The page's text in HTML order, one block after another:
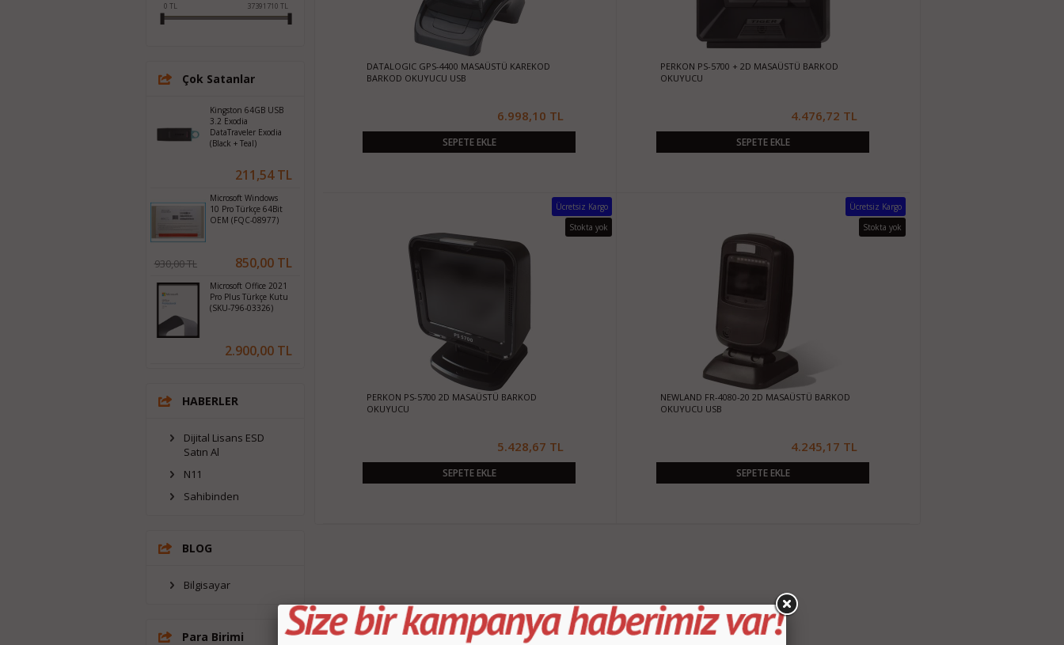
0 TL 37391710 TL
Çok Satanlar
Kingston 64GB USB
3.2 Exodia
DataTraveler Exodia
(Black + Teal)
211,54 TL
Microsoft Windows
10 Pro Türkçe 64Bit
OEM (FQC-08977)
930,00 TL 850,00 TL
Microsoft Office 2021
Pro Plus Türkçe Kutu
(SKU-796-03326)
2.900,00 TL
HABERLER
Dijital Lisans ESD
Satın Al
N11
Sahibinden
BLOG
Bilgisayar
Para Birimi
DATALOGIC GPS-4400 MASAÜSTÜ KAREKOD
BARKOD OKUYUCU USB
6.998,10 TL
SEPETE EKLE
PERKON PS-5700 + 2D MASAÜSTÜ BARKOD
OKUYUCU
4.476,72 TL
SEPETE EKLE
Ücretsiz Kargo
Stokta yok
PERKON PS-5700 2D MASAÜSTÜ BARKOD
OKUYUCU
5.428,67 TL
SEPETE EKLE
Ücretsiz Kargo
Stokta yok
NEWLAND FR-4080-20 2D MASAÜSTÜ BARKOD
OKUYUCU USB
4.245,17 TL
SEPETE EKLE